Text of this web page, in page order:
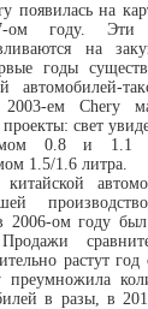
появилась на
ом году. Эти
на
годы
автомобилей-
ем Chery
свет
0.8 и 1.1
1.5/1.6 литра.
2006-ом году
растут
преумножила
в разы, в